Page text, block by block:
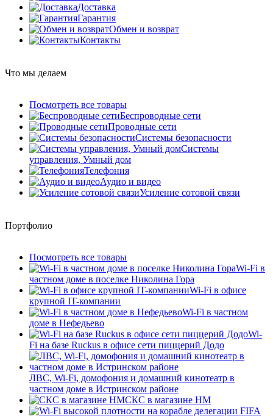
Доставка
Гарантия
Обмен и возврат
Контакты
Что мы делаем
Посмотреть все товары
Беспроводные сети
Проводные сети
Системы безопасности
Системы
управления, Умный дом
Телефония
Аудио и видео
Усиление сотовой связи
Портфолио
Посмотреть все товары
Wi-Fi в
частном доме в поселке Николина Гора
Wi-Fi в офисе
крупной IT-компании
Wi-Fi в частном
доме в Нефедьево
Wi-
Fi на базе Ruckus в офисе сети пиццерий Додо
ЛВС, Wi-Fi, домофония и домашний кинотеатр в
частном доме в Истринском районе
СКС в магазине HM